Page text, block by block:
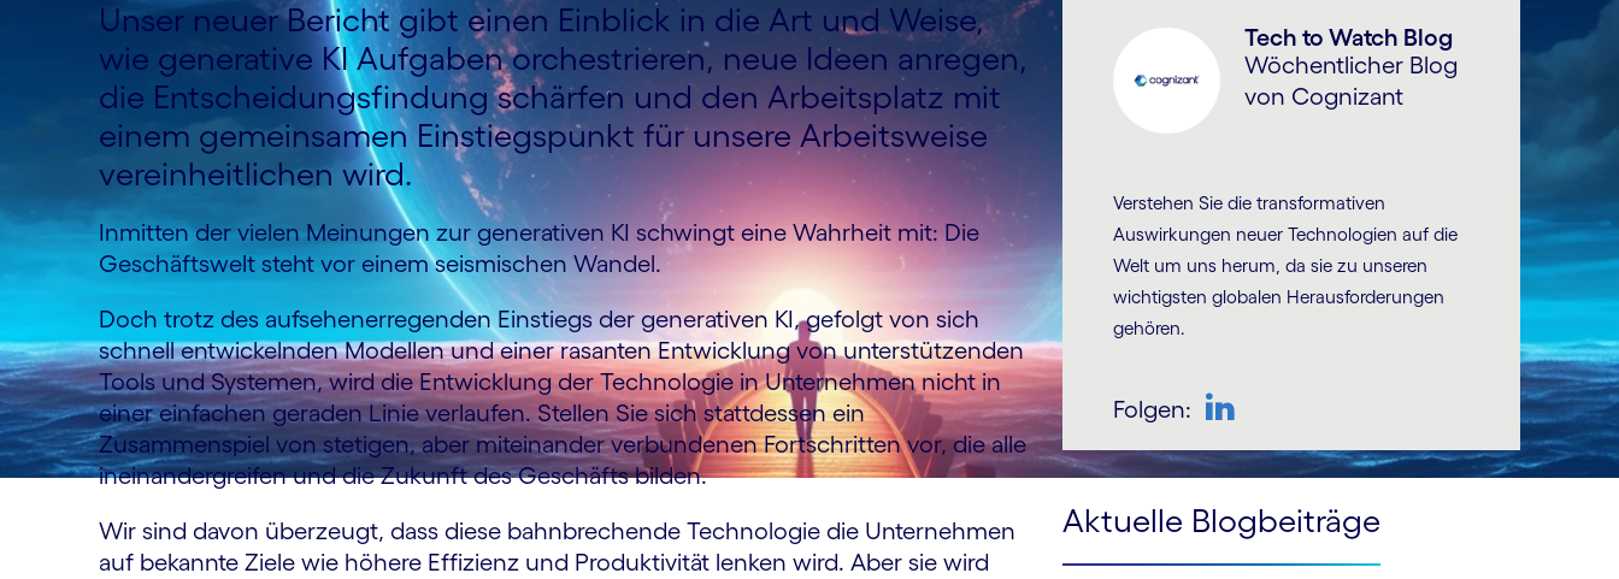
Unser neuer Bericht gibt einen Einblick in die Art und Weise,
wie generative KI Aufgaben orchestrieren, neue Ideen anregen,
die Entscheidungsfindung schärfen und den Arbeitsplatz mit
einem gemeinsamen Einstiegspunkt für unsere Arbeitsweise
vereinheitlichen wird.
Inmitten der vielen Meinungen zur generativen KI schwingt eine Wahrheit mit: Die
Geschäftswelt steht vor einem seismischen Wandel.
Doch trotz des aufsehenerregenden Einstiegs der generativen KI, gefolgt von sich
schnell entwickelnden Modellen und einer rasanten Entwicklung von unterstützenden
Tools und Systemen, wird die Entwicklung der Technologie in Unternehmen nicht in
einer einfachen geraden Linie verlaufen. Stellen Sie sich stattdessen ein
Zusammenspiel von stetigen, aber miteinander verbundenen Fortschritten vor, die alle
ineinandergreifen und die Zukunft des Geschäfts bilden.
Wir sind davon überzeugt, dass diese bahnbrechende Technologie die Unternehmen
auf bekannte Ziele wie höhere Effizienz und Produktivität lenken wird. Aber sie wird
Tech to Watch Blog
Wöchentlicher Blog
von Cognizant
Verstehen Sie die trans­for­ma­tiven
Auswirkungen neuer Tech­no­logien auf die
Welt um uns herum, da sie zu unseren
wichtigsten globalen Heraus­for­derungen
gehören.
Folgen:
Aktuelle Blogbeiträge